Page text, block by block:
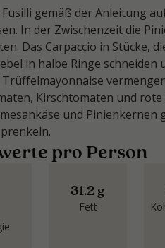
Fusilli gemäß der Anleitung
In der Zwischenzeit die
Das Carpaccio in Stücke,
in halbe Ringe
Kirschtomaten und
und Pinienkernen
pro Person
31.2 g
Fett